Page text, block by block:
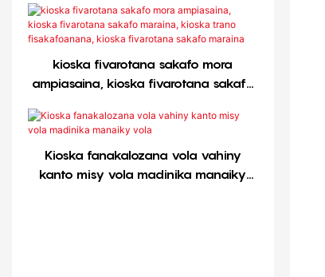
fisakafoanana, kioska1
kioska fivarotana sakafo mora
ampiasaina, kioska fivarotana sakafo
kioska fivarotana sakafo maraina
Kioska fanakalozana vola vahiny
kanto misy vola madinika manaiky